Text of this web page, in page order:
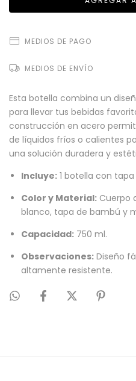
MEDIOS DE PAGO
MEDIOS DE ENVÍO
Esta botella combina un
para llevar tus bebidas
construcción en acero
de líquidos fríos o calientes
una solución duradera y
Incluye: 1 botella con
Color y Material: Cuerpo
blanco, tapa de bambú y
Capacidad: 750 ml.
Observaciones: Diseño
altamente resistente.